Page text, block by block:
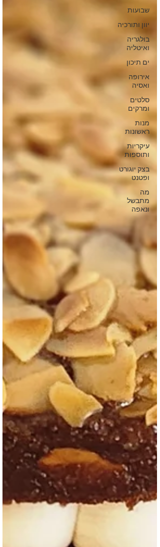
שבועות
יוון ותורכיה
בולגריה
ואיטליה
ים תיכון
אירופה
ואסיה
סלטים
ומרקים
מנות
ראשונות
עיקריות
ותוספות
בצק יוגורט
ופטנט
מה
מתבשל
ונאפה